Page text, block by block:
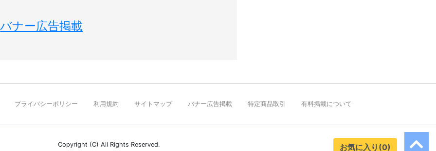
バナー広告掲載
プライバシーポリシー 利用規約 サイトマップ バナー広告掲載 特定商品取引 有料掲載について
Copyright (C) All Rights Reserved. お気に入り(0)